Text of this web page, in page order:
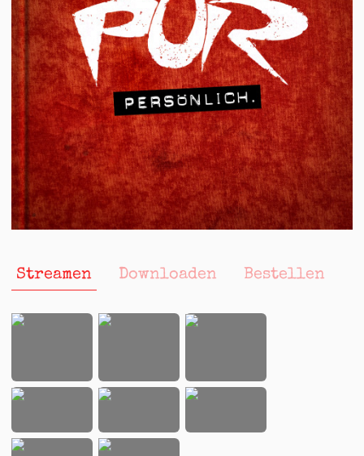
Streamen Downloaden Bestellen